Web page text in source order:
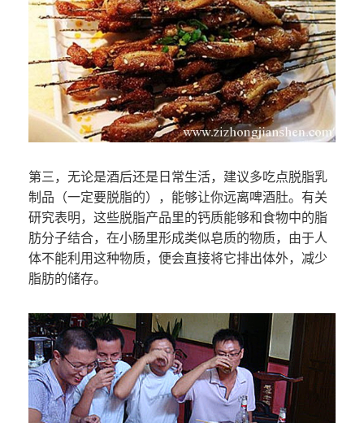
第三，无论是酒后还是日常生活，建议多吃点脱脂乳
制品（一定要脱脂的），能够让你远离啤酒肚。有关
研究表明，这些脱脂产品里的钙质能够和食物中的脂
肪分子结合，在小肠里形成类似皂质的物质，由于人
体不能利用这种物质，便会直接将它排出体外，减少
脂肪的储存。